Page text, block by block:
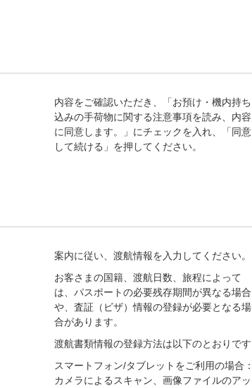
内容をご確認いただき、「お預け・機内持ち
込みの手荷物に関する注意事項を読み、内容
に同意します。」にチェックを入れ、「同意
して続ける」を押してください。
案内に従い、渡航情報を入力してください。
お客さまの国籍、渡航日数、旅程によって
は、パスポートの必要残存期間が異なる場合
や、査証（ビザ）情報の登録が必要となる場
合があります。
渡航書類情報の登録方法は以下のとおりです
スマートフォン/タブレットをご利用の場合：
カメラによるスキャン、画像ファイルのアッ